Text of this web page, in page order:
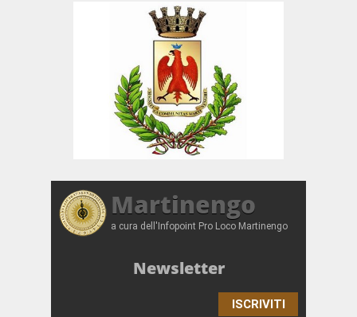
Martinengo
a cura dell'Infopoint Pro Loco Martinengo
Newsletter
ISCRIVITI